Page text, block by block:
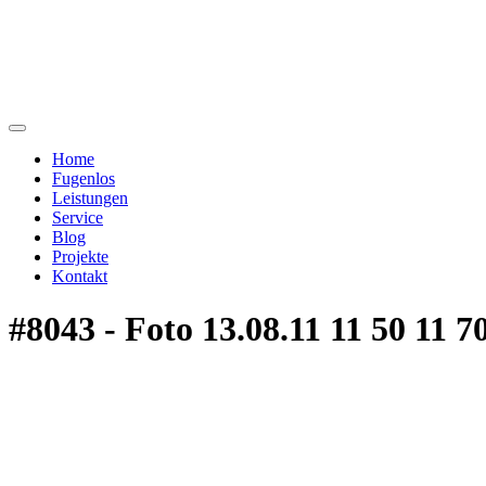
Home
Fugenlos
Leistungen
Service
Blog
Projekte
Kontakt
#8043 - Foto 13.08.11 11 50 11